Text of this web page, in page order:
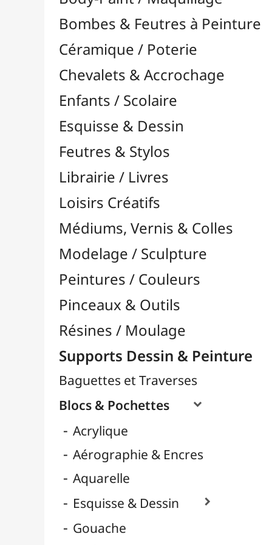
Feutres & Stylos
Librairie / Livres
Loisirs Créatifs
Médiums, Vernis & Colles
Modelage / Sculpture
Peintures / Couleurs
Résines / Moulage
Supports Dessin & Peinture
Blocs & Pochettes
Acrylique
Aérographie & Encres
Aquarelle
Gouache
Huile
Marqueurs
Pastel
Cartons Entoilés
Cartons Prédessinés
Grands Papiers & Rouleaux 
Papiers Calque / Transfert
Papiers Décoratifs
Papiers Photo 
Supports Rigides / Bois
Toiles d'Artistes au Mètre
Transport / Rangement
Vannerie / Rotin